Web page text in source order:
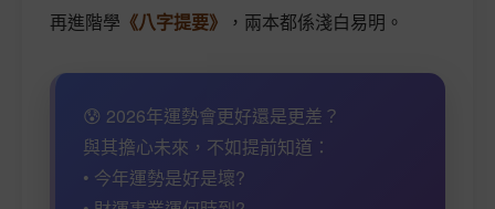
再進階學 《八字提要》 ，兩本都係淺白易明。
😰 2026年運勢會更好還是更差？
與其擔心未來，不如提前知道：
• 今年運勢是好是壞?